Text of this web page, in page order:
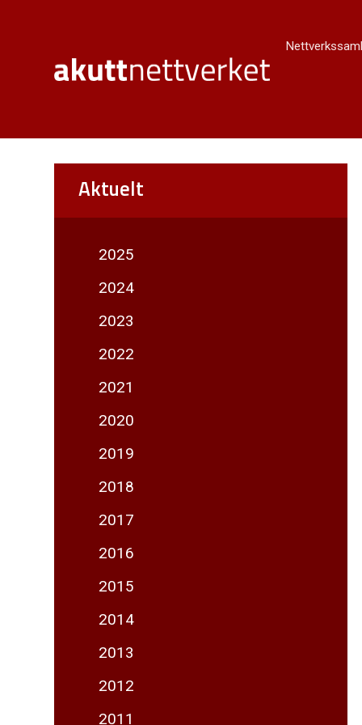
Aktuelt
2025
2024
2023
2022
2021
2020
2019
2018
2017
2016
2015
2014
2013
2012
2011